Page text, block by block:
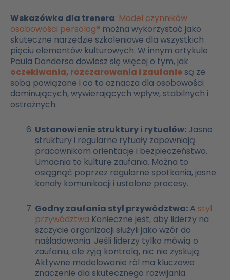
Wskazówka dla trenera: Model czynników
osobowości persolog® można wykorzystać jako
skuteczne narzędzie szkoleniowe dla wszystkich
pięciu elementów kulturowych. W innym artykule
Paula Dondersa dowiesz się więcej o tym, jak
oczekiwania, rozczarowania i zaufaniesą ze
sobą powiązane i co to oznacza dla osobowości
dominujących, wywierających wpływ, stabilnych i
ostrożnych.
Ustanowienie struktury i rytuałów: Jasne
struktury i regularne rytuały zapewniają
pracownikom orientację i bezpieczeństwo.
Umacnia to kulturę zaufania. Można to
osiągnąć poprzez regularne spotkania, jasne
kanały komunikacji i ustalone procesy.
Godny zaufania styl przywództwa: A styl
przywództwa Konieczne jest, aby liderzy na
szczycie organizacji służyli jako wzór do
naśladowania. Jeśli liderzy tylko mówią o
zaufaniu, ale żyją kontrolą, nic nie zyskują.
Aktywne modelowanie ról ma kluczowe
znaczenie dla skutecznego rozwijania